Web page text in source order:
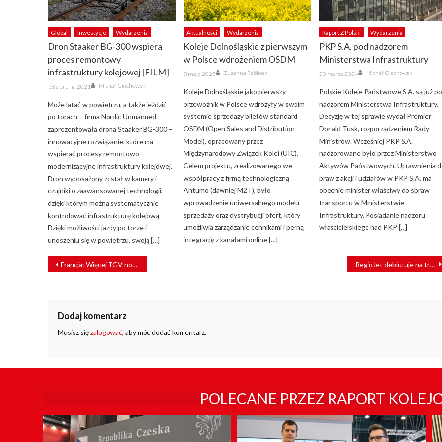
Global Inwestycje Wydarzenia
Dron Staaker BG-300 wspiera
proces remontowy
infrastruktury kolejowej [FILM]
Posted
on
18 sierpnia 2021 Author
Michał Ciechowski
Może latać w powietrzu, a także jeździć
po torach – firma Nordic Unmanned
zaprezentowała drona Staaker BG-300 –
innowacyjne rozwiązanie, które ma
wspierać procesy remontowo-
modernizacyjne infrastruktury kolejowej.
Dron wyposażony został w kamery i
czujniki o zaawansowanej technologii,
dzięki którym można systematycznie
kontrolować infrastrukturę kolejową.
Dzięki możliwości jazdy po torze i
unoszeniu się w powietrzu, swoją […]
Aktualności Wydarzenia
Koleje Dolnośląskie z pierwszym
w Polsce wdrożeniem OSDM
Posted
on
8 maja 2025 Author
Zuzanna Rabinek
Koleje Dolnośląskie jako pierwszy
przewoźnik w Polsce wdrożyły w swoim
systemie sprzedaży biletów standard
OSDM (Open Sales and Distribution
Model), opracowany przez
Międzynarodowy Związek Kolei (UIC).
Celem projektu, zrealizowanego we
współpracy z firmą technologiczną
Antumo (dawniej M2T), było
wprowadzenie uniwersalnego modelu
sprzedaży oraz dystrybucji ofert, który
umożliwia zarządzanie cennikami i pełną
integrację z kanałami online […]
Raport Z Polski Wydarzenia
PKP S.A. pod nadzorem
Ministerstwa Infrastruktury
Posted
on
20 marca 2024 Author
Michał Ciechowski
Polskie Koleje Państwowe S.A. są już
nadzorem Ministerstwa Infrastruktury.
Decyzję w tej sprawie wydał Premier
Donald Tusk, rozporządzeniem Rady
Ministrów. Wcześniej PKP S.A.
nadzorowane było przez Ministerstwo
Aktywów Państwowych. Uprawnienia
praw z akcji i udziałów w PKP S.A. ma
obecnie minister właściwy do spraw
transportu w Ministerstwie
Infrastruktury. Posiadanie nadzoru
właścicielskiego nad PKP […]
NAWIGACJA
WPISU
Francja: Więcej TGV nowej generacji RegioJet debiutuje na trasie Warszawa–Poznań
Dodaj komentarz
Musisz sięzalogować, aby móc dodać komentarz.
POLECANE PRZEZ RAPORT